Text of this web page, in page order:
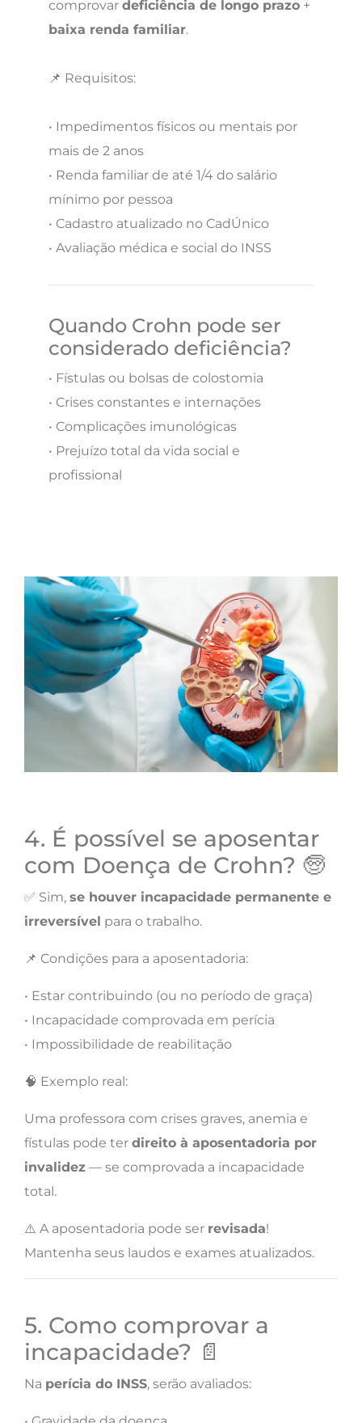
comprovar deficiência de longo prazo +
baixa renda familiar.
📌 Requisitos:
• Impedimentos físicos ou mentais por
mais de 2 anos
• Renda familiar de até 1/4 do salário
mínimo por pessoa
• Cadastro atualizado no CadÚnico
• Avaliação médica e social do INSS
Quando Crohn pode ser
considerado deficiência?
• Fístulas ou bolsas de colostomia
• Crises constantes e internações
• Complicações imunológicas
• Prejuízo total da vida social e
profissional
4. É possível se aposentar
com Doença de Crohn? 🧓
✅ Sim, se houver incapacidade permanente e
irreversível para o trabalho.
📌 Condições para a aposentadoria:
• Estar contribuindo (ou no período de graça)
• Incapacidade comprovada em perícia
• Impossibilidade de reabilitação
🧠 Exemplo real:
Uma professora com crises graves, anemia e
fístulas pode ter direito à aposentadoria por
invalidez — se comprovada a incapacidade
total.
⚠️ A aposentadoria pode ser revisada!
Mantenha seus laudos e exames atualizados.
5. Como comprovar a
incapacidade? 📄
Na perícia do INSS, serão avaliados: